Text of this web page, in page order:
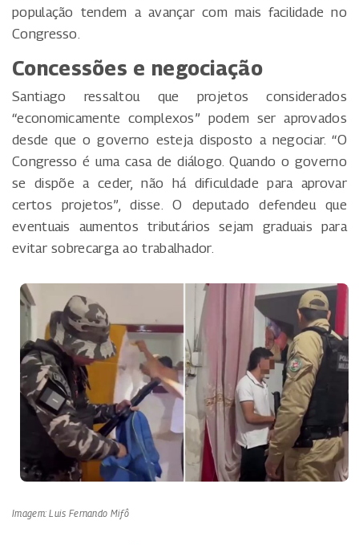
população tendem a avançar com mais facilidade no
Congresso.
Concessões e negociação
Santiago ressaltou que projetos considerados
“economicamente complexos” podem ser aprovados
desde que o governo esteja disposto a negociar. “O
Congresso é uma casa de diálogo. Quando o governo
se dispõe a ceder, não há dificuldade para aprovar
certos projetos”, disse. O deputado defendeu que
eventuais aumentos tributários sejam graduais para
evitar sobrecarga ao trabalhador.
Imagem: Luis Fernando Mifô